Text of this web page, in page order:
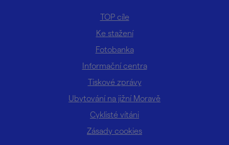
TOP cíle
Ke stažení
Fotobanka
Informační centra
Tiskové zprávy
Ubytování na jižní Moravě
Cyklisté vítáni
Zásady cookies